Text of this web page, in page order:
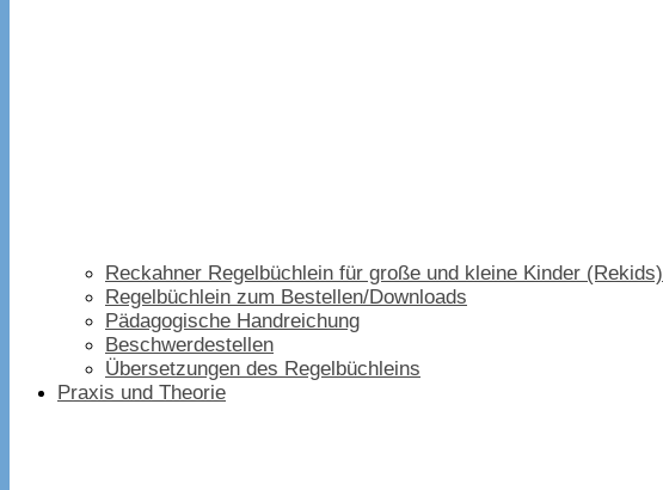
Reckahner Regelbüchlein für große und kleine Kinder (Rekids)
Regelbüchlein zum Bestellen/Downloads
Pädagogische Handreichung
Beschwerdestellen
Übersetzungen des Regelbüchleins
Praxis und Theorie